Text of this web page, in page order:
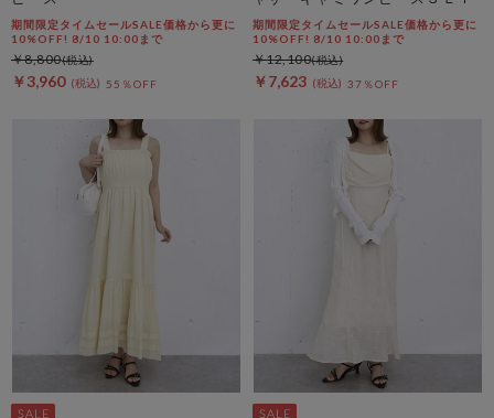
期間限定タイムセールSALE価格から更に
10%OFF! 8/10 10:00まで
￥3,960 55％OFF
￥8,800
期間限定タイムセールSALE価格から更に
10%OFF! 8/10 10:00まで
￥7,623 37％OFF
￥12,100